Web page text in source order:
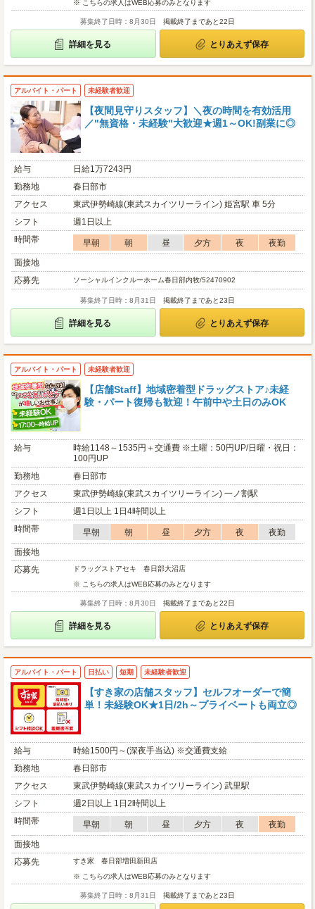
※ こちらの求人はWEB応募のみとなります
募集終了日時：8月30日 掲載終了まであと22日
詳細を見る とりあえず保存
アルバイト・パート 未経験者歓迎
【夜間見守りスタッフ】＼夜の時間を有効活用
／"無資格・未経験"大歓迎★週1～OK!副業に◎
給与
日給1万7243円
勤務地
春日部市
アクセス
東武伊勢崎線(東武スカイツリーライン) 姫宮駅 車 5分
シフト
週1日以上
時間帯
早朝 朝 昼 夕方 夜
夜勤
面接地
応募先
ソーシャルインクルーホーム春日部内牧/52470902
募集終了日時：8月31日 掲載終了まであと23日
詳細を見る とりあえず保存
アルバイト・パート 未経験者歓迎
【店舗Staff】地域密着型ドラッグストア♪未経
験・パート復帰も歓迎！午前中や土日のみOK
給与
時給1148～1535円＋交通費 ※土曜：50円UP/日曜・祝日：
100円UP
勤務地
春日部市
アクセス
東武伊勢崎線(東武スカイツリーライン) 一ノ割駅
シフト
週1日以上 1日4時間以上
時間帯
早朝 朝 昼 夕方 夜
夜勤
面接地
応募先
ドラッグストアセキ 春日部大沼店
※ こちらの求人はWEB応募のみとなります
募集終了日時：8月30日 掲載終了まであと22日
詳細を見る とりあえず保存
アルバイト・パート 日払い 短期 未経験者歓迎
【すき家の店舗スタッフ】セルフオーダーで簡
単！未経験OK★1日/2h～プライベートも両立◎
給与
時給1500円～(深夜手当込) ※交通費支給
勤務地
春日部市
アクセス
東武伊勢崎線(東武スカイツリーライン) 武里駅
シフト
週2日以上 1日2時間以上
時間帯
早朝 朝 昼 夕方 夜
夜勤
面接地
応募先
すき家 春日部増田新田店
※ こちらの求人はWEB応募のみとなります
募集終了日時：8月31日 掲載終了まであと23日